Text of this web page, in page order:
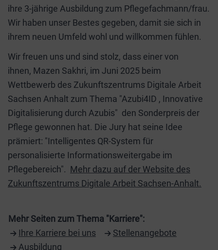
ihre 3-jährige Ausbildung zum Pflegefachmann/frau.
Wir haben unser Bestes gegeben, damit sie sich in
ihrem neuen Umfeld wohl und willkommen fühlen.
Wir freuen uns und sind stolz, dass einer von
ihnen, Mazen Sakhri, im Juni 2025 beim
Wettbewerb des Zukunftszentrums Digitale Arbeit
Sachsen Anhalt zum Thema "Azubi4ID , Innovative
Digitalisierung durch Azubis" den Sonderpreis der
Pflege gewonnen hat. Die Jury hat seine Idee
prämiert: "Intelligentes QR-System für
personalisierte Informationsweitergabe im
Pflegebereich". Mehr dazu auf der Website des
Zukunftszentrums Digitale Arbeit Sachsen-Anhalt.
Mehr Seiten zum Thema "Karriere":
Ihre Karriere bei uns
Stellenangebote
Ausbildung